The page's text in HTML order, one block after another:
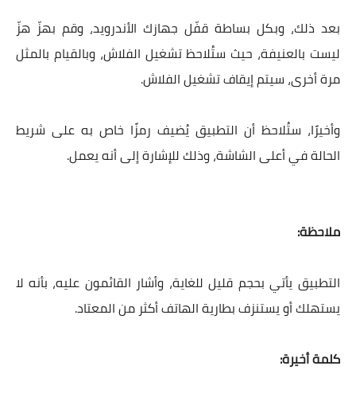
بعد ذلك، وبكل بساطة قفّل جهازك الأندرويد، وقم بهزّ هزّ
ليست بالعنيفة، حيث ستُلاحظ تشغيل الفلاش، وبالقيام بالمثل
مرة أخرى، سيتم إيقاف تشغيل الفلاش.
وأخيرًا، ستُلاحظ أن التطبيق يُضيف رمزًا خاص به على شريط
الحالة في أعلى الشاشة، وذلك للإشارة إلى أنه يعمل.
ملاحظة:
التطبيق يأتي بحجم قليل للغاية، وأشار القائمون عليه، بأنه لا
يستهلك أو يستنزف بطارية الهاتف أكثر من المعتاد.
كلمة أخيرة: